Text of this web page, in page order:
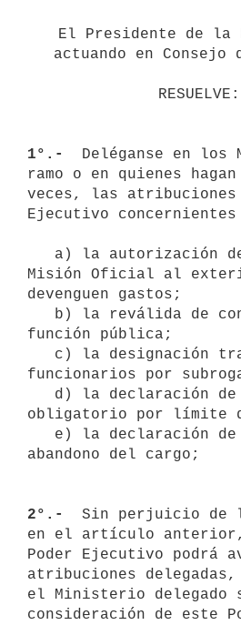
El Presidente de la
actuando en Consejo
RESUELVE:
1°.-
Deléganse en
ramo o en quienes
veces, las atribuciones
Ejecutivo
Misión Oficial al
devenguen gastos;
función pública;
funcionarios por
obligatorio por límite
abandono del cargo;
2°.-
Sin perjuicio de
en el artículo
Poder Ejecutivo podrá
atribuciones delegadas,
el Ministerio delegado
consideración de este